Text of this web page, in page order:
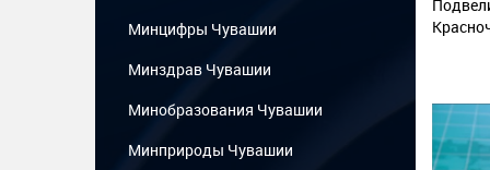
Минцифры Чувашии
Минздрав Чувашии
Минобразования Чувашии
Минприроды Чувашии